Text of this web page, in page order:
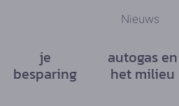
Nieuws
je
besparing
autogas en
het milieu